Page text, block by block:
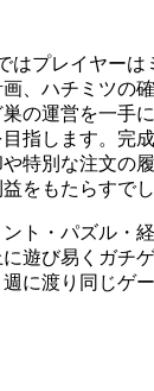
はプレイヤー
、ハチミツの
の運営を一手
指します。完
特別な注文の
をもたらすでし
ト・パズル・
遊び易くガチ
に渡り同じゲ